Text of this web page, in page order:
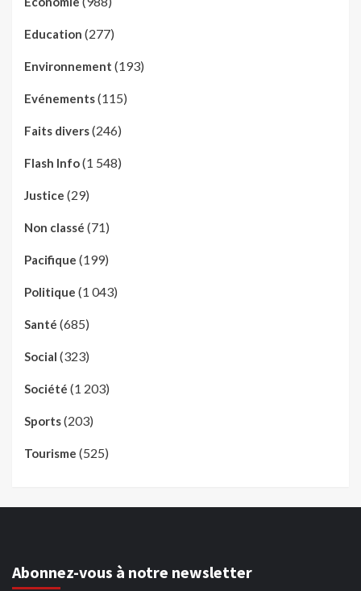
Education (277)
Environnement (193)
Evénements(115)
Faits divers(246)
Flash Info(1 548)
Justice (29)
Non classé (71)
Pacifique (199)
Politique (1 043)
Santé (685)
Social (323)
Société (1 203)
Sports(203)
Tourisme (525)
Abonnez-vous à notre newsletter